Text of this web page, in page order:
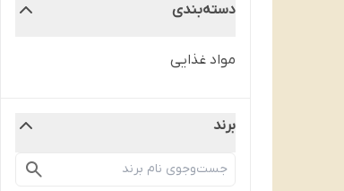
دسته‌بندی
مواد غذایی
برند